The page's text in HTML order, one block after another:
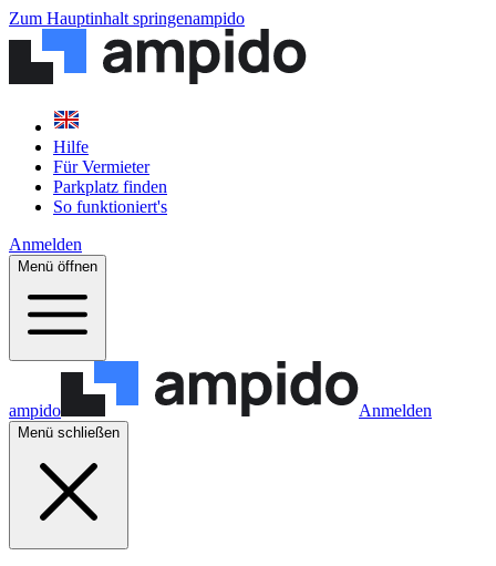
Zum Hauptinhalt springenampido
Hilfe
Für Vermieter
Parkplatz finden
So funktioniert's
Anmelden
Menü öffnen
ampido Anmelden
Menü schließen